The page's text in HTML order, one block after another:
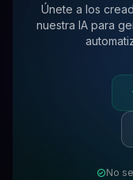
Únete a los
nuestra IA para
No